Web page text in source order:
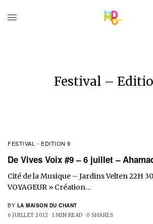
Festival –
FESTIVAL - EDITION 9
De Vives Voix #9 – 6 juillet –
Cité de la Musique – Jardins Velten 22H 30
VOYAGEUR » Création…
BY LA MAISON DU CHANT
6 JUILLET 2012 1 MIN READ 0 SHARES